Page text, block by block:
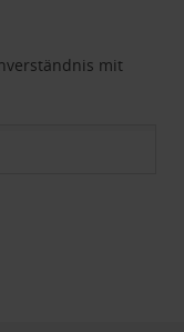
mit